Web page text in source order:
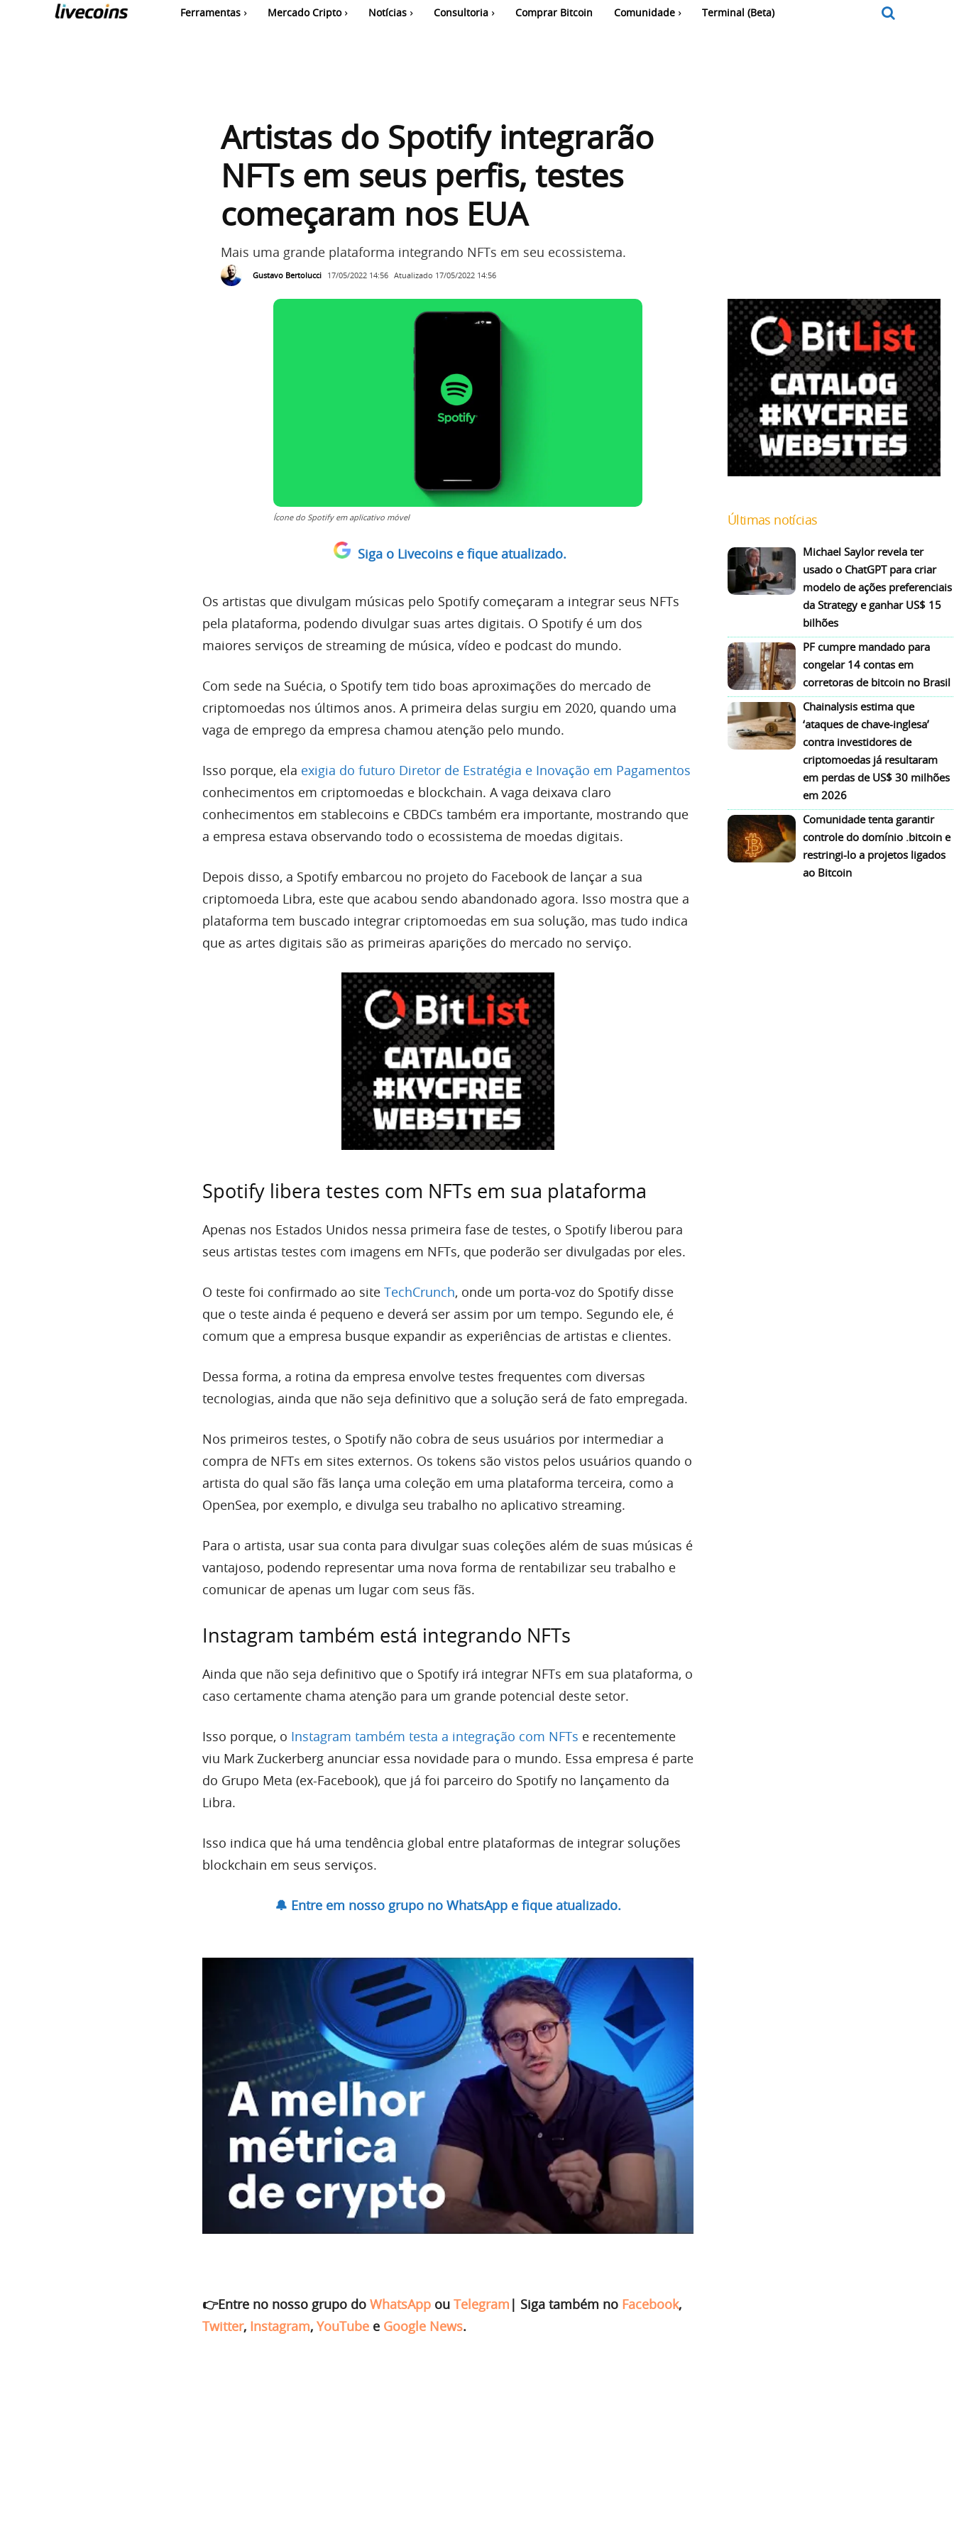
Ferramentas Mercado Cripto Notícias Consultoria Comprar Bitcoin Comunidade Terminal (Beta)
Artistas do Spotify integrarão
NFTs em seus perfis, testes
começaram nos EUA
Mais uma grande plataforma integrando NFTs em seu ecossistema.
Gustavo Bertolucci 17/05/2022 14:56 Atualizado 17/05/2022 14:56
Ícone do Spotify em aplicativo móvel
Siga o Livecoins e fique atualizado.
Os artistas que divulgam músicas pelo Spotify começaram a integrar seus NFTs
pela plataforma, podendo divulgar suas artes digitais. O Spotify é um dos
maiores serviços de streaming de música, vídeo e podcast do mundo.
Com sede na Suécia, o Spotify tem tido boas aproximações do mercado de
criptomoedas nos últimos anos. A primeira delas surgiu em 2020, quando uma
vaga de emprego da empresa chamou atenção pelo mundo.
Isso porque, ela exigia do futuro Diretor de Estratégia e Inovação em Pagamentos
conhecimentos em criptomoedas e blockchain. A vaga deixava claro
conhecimentos em stablecoins e CBDCs também era importante, mostrando que
a empresa estava observando todo o ecossistema de moedas digitais.
Depois disso, a Spotify embarcou no projeto do Facebook de lançar a sua
criptomoeda Libra, este que acabou sendo abandonado agora. Isso mostra que a
plataforma tem buscado integrar criptomoedas em sua solução, mas tudo indica
que as artes digitais são as primeiras aparições do mercado no serviço.
Spotify libera testes com NFTs em sua plataforma
Apenas nos Estados Unidos nessa primeira fase de testes, o Spotify liberou para
seus artistas testes com imagens em NFTs, que poderão ser divulgadas por eles.
O teste foi confirmado ao site TechCrunch, onde um porta-voz do Spotify disse
que o teste ainda é pequeno e deverá ser assim por um tempo. Segundo ele, é
comum que a empresa busque expandir as experiências de artistas e clientes.
Dessa forma, a rotina da empresa envolve testes frequentes com diversas
tecnologias, ainda que não seja definitivo que a solução será de fato empregada.
Nos primeiros testes, o Spotify não cobra de seus usuários por intermediar a
compra de NFTs em sites externos. Os tokens são vistos pelos usuários quando o
artista do qual são fãs lança uma coleção em uma plataforma terceira, como a
OpenSea, por exemplo, e divulga seu trabalho no aplicativo streaming.
Para o artista, usar sua conta para divulgar suas coleções além de suas músicas é
vantajoso, podendo representar uma nova forma de rentabilizar seu trabalho e
comunicar de apenas um lugar com seus fãs.
Instagram também está integrando NFTs
Ainda que não seja definitivo que o Spotify irá integrar NFTs em sua plataforma, o
caso certamente chama atenção para um grande potencial deste setor.
Isso porque, o Instagram também testa a integração com NFTs e recentemente
viu Mark Zuckerberg anunciar essa novidade para o mundo. Essa empresa é parte
do Grupo Meta (ex-Facebook), que já foi parceiro do Spotify no lançamento da
Libra.
Isso indica que há uma tendência global entre plataformas de integrar soluções
blockchain em seus serviços.
🔔 Entre em nosso grupo no WhatsApp e fique atualizado.
👉Entre no nosso grupo do WhatsApp ou Telegram | Siga também no Facebook,
Twitter, Instagram, YouTube e Google News.
Últimas notícias
Michael Saylor revela ter
usado o ChatGPT para criar
modelo de ações preferenciais
da Strategy e ganhar US$ 15
bilhões
PF cumpre mandado para
congelar 14 contas em
corretoras de bitcoin no Brasil
Chainalysis estima que
‘ataques de chave-inglesa’
contra investidores de
criptomoedas já resultaram
em perdas de US$ 30 milhões
em 2026
Comunidade tenta garantir
controle do domínio .bitcoin e
restringi-lo a projetos ligados
ao Bitcoin